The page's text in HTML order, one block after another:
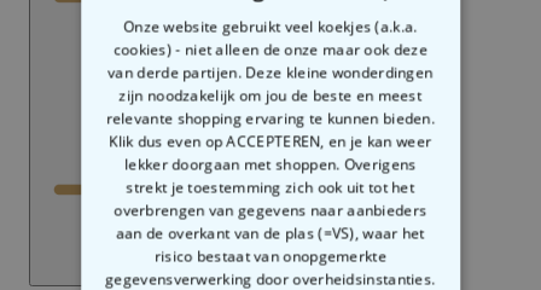
Onze website gebruikt veel koekjes (a.k.a.
cookies) - niet alleen de onze maar ook deze
van derde partijen. Deze kleine wonderdingen
zijn noodzakelijk om jou de beste en meest
relevante shopping ervaring te kunnen bieden.
Klik dus even op ACCEPTEREN, en je kan weer
lekker doorgaan met shoppen. Overigens
strekt je toestemming zich ook uit tot het
overbrengen van gegevens naar aanbieders
aan de overkant van de plas (=VS), waar het
risico bestaat van onopgemerkte
gegevensverwerking door overheidsinstanties.